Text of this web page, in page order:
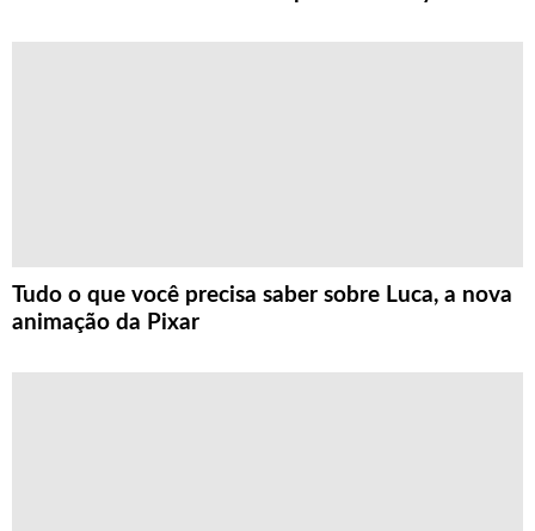
Tudo o que você precisa saber sobre Luca, a nova
animação da Pixar